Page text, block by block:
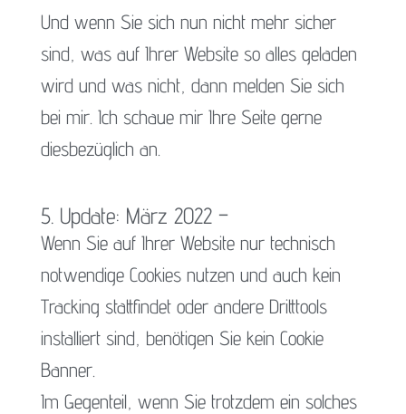
Und wenn Sie sich nun nicht mehr sicher
sind, was auf Ihrer Website so alles geladen
wird und was nicht, dann melden Sie sich
bei mir. Ich schaue mir Ihre Seite gerne
diesbezüglich an.
5. Update: März 2022 –
Wenn Sie auf Ihrer Website nur technisch
notwendige Cookies nutzen und auch kein
Tracking stattfindet oder andere Dritttools
installiert sind, benötigen Sie kein Cookie
Banner.
Im Gegenteil, wenn Sie trotzdem ein solches